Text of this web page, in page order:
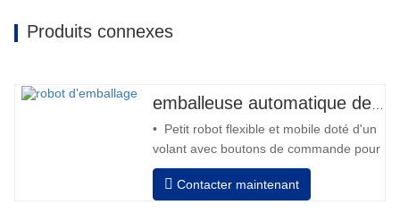
Produits connexes
• Petit robot flexible et mobile doté d'un
volant avec boutons de commande pour
l'avant et l'arrière • Fonctionnement
hors colonne • 2 batteries 12V / 110 Ah
Contacter maintenant